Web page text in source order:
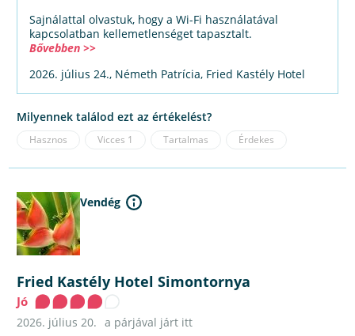
Sajnálattal olvastuk, hogy a Wi-Fi használatával
kapcsolatban kellemetlenséget tapasztalt.
Bővebben >>
2026. július 24., Németh Patrícia, Fried Kastély Hotel
Milyennek találod ezt az értékelést?
Hasznos Vicces 1 Tartalmas Érdekes
Vendég
Fried Kastély Hotel Simontornya
Jó
2026. július 20. a párjával járt itt